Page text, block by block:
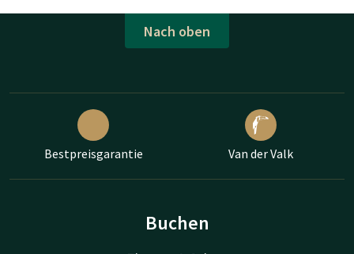
Nach oben
Bestpreisgarantie Van der Valk
Buchen